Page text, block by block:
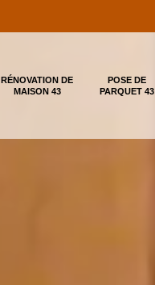
RÉNOVATION DE
MAISON 43
POSE DE
PARQUET 43